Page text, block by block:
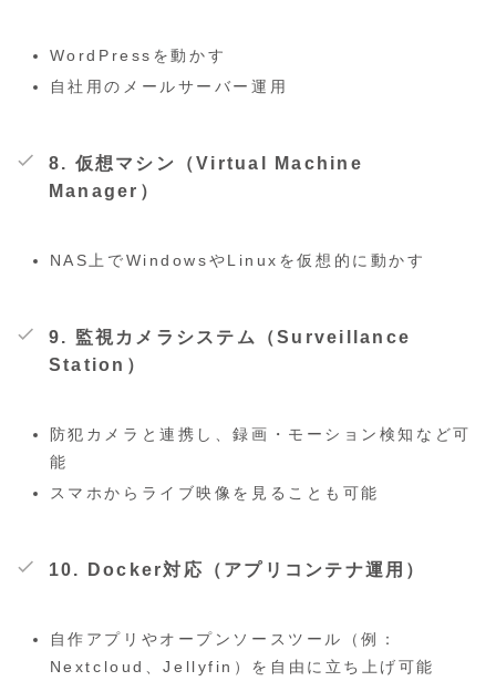
WordPressを動かす
自社用のメールサーバー運用
8. 仮想マシン（Virtual Machine
Manager）
NAS上でWindowsやLinuxを仮想的に動かす
9. 監視カメラシステム（Surveillance
Station）
防犯カメラと連携し、録画・モーション検知など可
能
スマホからライブ映像を見ることも可能
10. Docker対応（アプリコンテナ運用）
自作アプリやオープンソースツール（例：
Nextcloud、Jellyfin）を自由に立ち上げ可能